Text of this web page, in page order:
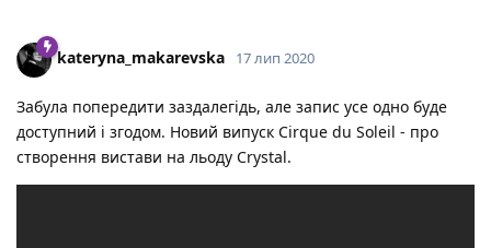
kateryna_makarevska 17 лип 2020
Забула попередити заздалегідь, але запис усе одно буде
доступний і згодом. Новий випуск Cirque du Soleil - про
створення вистави на льоду Crystal.